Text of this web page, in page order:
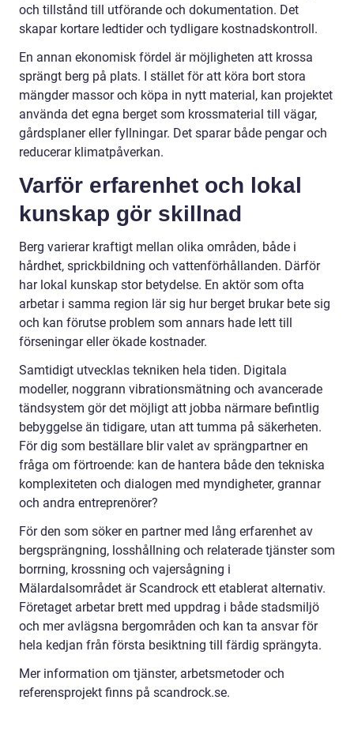
och tillstånd till utförande och dokumentation. Det
skapar kortare ledtider och tydligare kostnadskontroll.
En annan ekonomisk fördel är möjligheten att krossa
sprängt berg på plats. I stället för att köra bort stora
mängder massor och köpa in nytt material, kan projektet
använda det egna berget som krossmaterial till vägar,
gårdsplaner eller fyllningar. Det sparar både pengar och
reducerar klimatpåverkan.
Varför erfarenhet och lokal
kunskap gör skillnad
Berg varierar kraftigt mellan olika områden, både i
hårdhet, sprickbildning och vattenförhållanden. Därför
har lokal kunskap stor betydelse. En aktör som ofta
arbetar i samma region lär sig hur berget brukar bete sig
och kan förutse problem som annars hade lett till
förseningar eller ökade kostnader.
Samtidigt utvecklas tekniken hela tiden. Digitala
modeller, noggrann vibrationsmätning och avancerade
tändsystem gör det möjligt att jobba närmare befintlig
bebyggelse än tidigare, utan att tumma på säkerheten.
För dig som beställare blir valet av sprängpartner en
fråga om förtroende: kan de hantera både den tekniska
komplexiteten och dialogen med myndigheter, grannar
och andra entreprenörer?
För den som söker en partner med lång erfarenhet av
bergsprängning, losshållning och relaterade tjänster som
borrning, krossning och vajersågning i
Mälardalsområdet är Scandrock ett etablerat alternativ.
Företaget arbetar brett med uppdrag i både stadsmiljö
och mer avlägsna bergområden och kan ta ansvar för
hela kedjan från första besiktning till färdig sprängyta.
Mer information om tjänster, arbetsmetoder och
referensprojekt finns på scandrock.se.